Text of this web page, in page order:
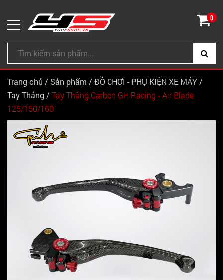
0
Trang chủ / Sản phẩm / ĐỒ CHƠI - PHỤ KIỆN XE MÁY /
Tay Thắng / Tay Thắng Carbon GH Racing - Air Blade
125/150/160